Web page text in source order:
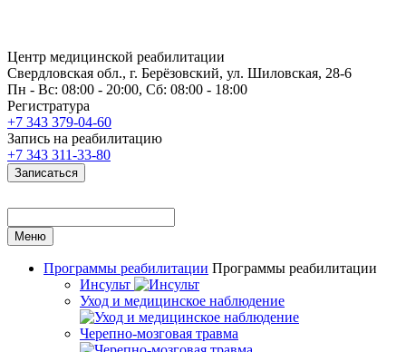
Центр медицинской реабилитации
Свердловская обл., г. Берёзовский, ул. Шиловская, 28-6
Пн - Вс: 08:00 - 20:00, Сб: 08:00 - 18:00
Регистратура
+7 343 379-04-60
Запись на реабилитацию
+7 343 311-33-80
Записаться
Меню
Программы реабилитации Программы реабилитации
Инсульт
Уход и медицинское наблюдение
Черепно-мозговая травма